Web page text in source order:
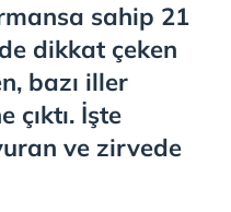
sahip 21
dikkat çeken
bazı iller
çıktı. İşte
ve zirvede